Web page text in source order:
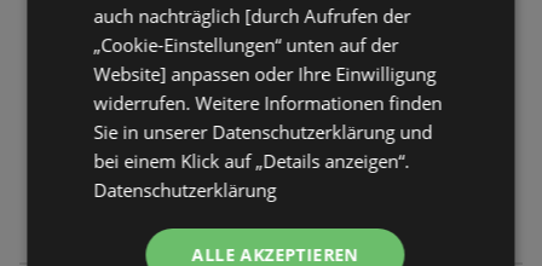
FLUGBLÄTTER:
481,2 km
Geschlossen
Montag - Samstag
05:00-
auch nachträglich [durch Aufrufen der
„Cookie-Einstellungen“ unten auf der
Website] anpassen oder Ihre Einwilligung
widerrufen. Weitere Informationen finden
Sie in unserer Datenschutzerklärung und
bei einem Klick auf „Details anzeigen“.
Datenschutzerklärung
ALLE AKZEPTIEREN